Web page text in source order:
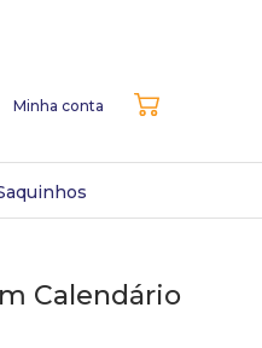
Minha conta
Calendário